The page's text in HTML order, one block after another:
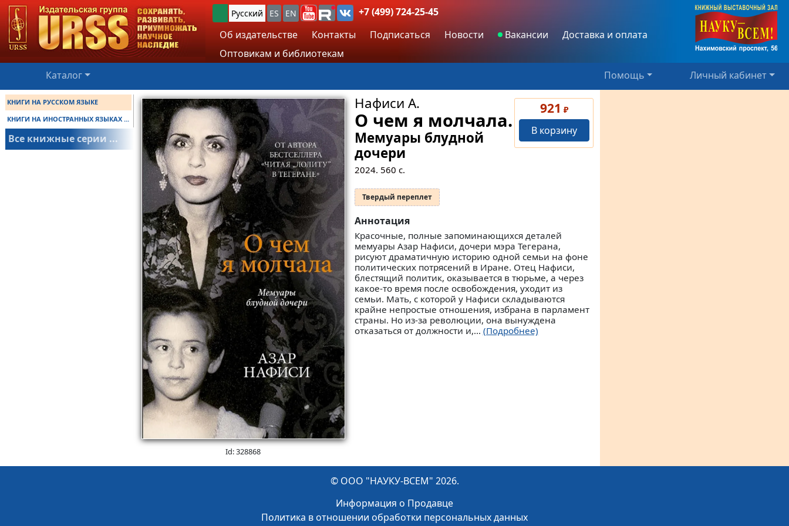
Русский ES EN
+7 (499) 724-25-45
Об издательстве
Контакты Подписаться Новости Вакансии
Доставка и оплата
Оптовикам и библиотекам
Каталог
Помощь Личный кабинет
КНИГИ НА РУССКОМ ЯЗЫКЕ
КНИГИ НА ИНОСТРАННЫХ ЯЗЫКАХ ...
Все книжные серии ...
Id: 328868
921 ₽
В корзину
Нафиси А.
О чем я молчала.
Мемуары блудной
дочери
2024. 560 с.
Твердый переплет
Аннотация
Красочные, полные запоминающихся деталей
мемуары Азар Нафиси, дочери мэра Тегерана,
рисуют драматичную историю одной семьи на фоне
политических потрясений в Иране. Отец Нафиси,
блестящий политик, оказывается в тюрьме, а через
какое-то время после освобождения, уходит из
семьи. Мать, с которой у Нафиси складываются
крайне непростые отношения, избрана в парламент
страны. Но из-за революции, она вынуждена
отказаться от должности и,... (Подробнее)
© ООО "НАУКУ-ВСЕМ" 2026.
Информация о Продавце
Политика в отношении обработки персональных данных